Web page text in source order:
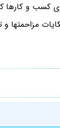
کسب و کارها
مزاحمتها و